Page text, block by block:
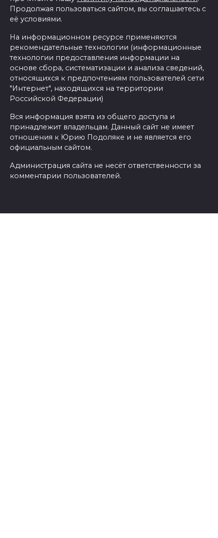
Продолжая пользоваться сайтом, вы соглашаетесь с
её условиями.
На информационном ресурсе применяются
рекомендательные технологии (информационные
технологии предоставления информации на
основе сбора, систематизации и анализа сведений,
относящихся к предпочтениям пользователей сети
"Интернет", находящихся на территории
Российской Федерации)
Вся информация взята из общего доступа и
принадлежит владельцам. Данный сайт не имеет
отношения к Юрию Подоляке и не является его
официальным сайтом.
Администрация сайта не несёт ответственности за
комментарии пользователей.